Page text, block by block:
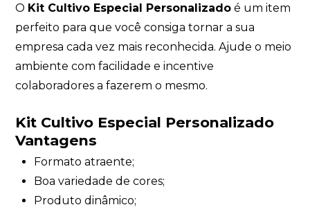
O Kit Cultivo Especial Personalizado é um item
perfeito para que você consiga tornar a sua
empresa cada vez mais reconhecida. Ajude o meio
ambiente com facilidade e incentive
colaboradores a fazerem o mesmo.
Kit Cultivo Especial Personalizado
Vantagens
Formato atraente;
Boa variedade de cores;
Produto dinâmico;